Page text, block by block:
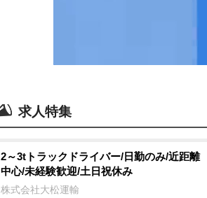
求人特集
2～3tトラックドライバー/日勤のみ/近距離
中心/未経験歓迎/土日祝休み
株式会社大松運輸